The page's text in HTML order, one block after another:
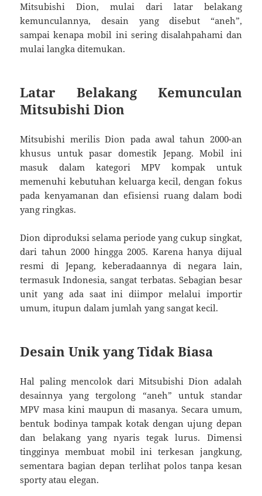
Mitsubishi Dion, mulai dari latar belakang
kemunculannya, desain yang disebut “aneh”,
sampai kenapa mobil ini sering disalahpahami dan
mulai langka ditemukan.
Latar Belakang Kemunculan
Mitsubishi Dion
Mitsubishi merilis Dion pada awal tahun 2000-an
khusus untuk pasar domestik Jepang. Mobil ini
masuk dalam kategori MPV kompak untuk
memenuhi kebutuhan keluarga kecil, dengan fokus
pada kenyamanan dan efisiensi ruang dalam bodi
yang ringkas.
Dion diproduksi selama periode yang cukup singkat,
dari tahun 2000 hingga 2005. Karena hanya dijual
resmi di Jepang, keberadaannya di negara lain,
termasuk Indonesia, sangat terbatas. Sebagian besar
unit yang ada saat ini diimpor melalui importir
umum, itupun dalam jumlah yang sangat kecil.
Desain Unik yang Tidak Biasa
Hal paling mencolok dari Mitsubishi Dion adalah
desainnya yang tergolong “aneh” untuk standar
MPV masa kini maupun di masanya. Secara umum,
bentuk bodinya tampak kotak dengan ujung depan
dan belakang yang nyaris tegak lurus. Dimensi
tingginya membuat mobil ini terkesan jangkung,
sementara bagian depan terlihat polos tanpa kesan
sporty atau elegan.